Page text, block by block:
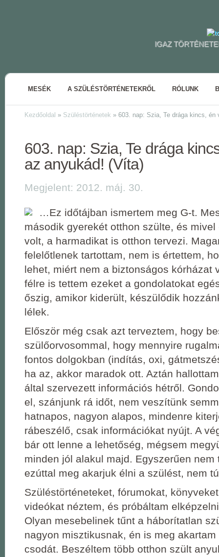
IGAZ
MESÉK A SZÜLÉSTÖRTÉNETEKRŐL RÓLUNK
Kezdőoldal » Szüléstörténetek » 603. nap: Szia, Te drága kincs,
603. nap: Szia, Te drága
az anyukád! (Víta)
Megjelent: 2012. máj. 30.
…Ez időtájban ismertem meg G-t.
második gyerekét otthon szülte, és mivel
volt, a harmadikat is otthon tervezi.
felelőtlenek tartottam, nem is értettem,
lehet, miért nem a biztonságos kórházat
félre is tettem ezeket a gondolatokat
őszig, amikor kiderült, készülődik
lélek.
Először még csak azt terveztem, hogy
szülőorvosommal, hogy mennyire
fontos dolgokban (indítás, oxi,
ha az, akkor maradok ott. Aztán
által szervezett információs hétről.
el, szánjunk rá időt, nem veszítünk
hatnapos, nagyon alapos, mindenre
rábeszélő, csak információkat nyújt. A
bár ott lenne a lehetőség, mégsem
minden jól alakul majd. Egyszerűen nem
ezúttal meg akarjuk élni a szülést, nem
Szüléstörténeteket, fórumokat,
videókat néztem, és próbáltam
Olyan mesebelinek tűnt a háborítatlan
nagyon misztikusnak, én is meg
csodát. Beszéltem több otthon szült